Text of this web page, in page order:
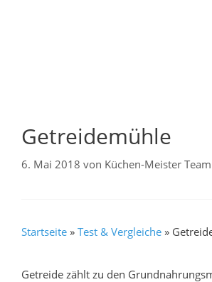
Getreidemühle
6. Mai 2018 von Küchen-Meister Team
Startseite » Test & Vergleiche »
Getreide zählt zu den